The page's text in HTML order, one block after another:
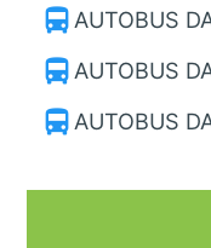
directions_bus AUTOBUS
directions_bus AUTOBUS
directions_bus AUTOBUS